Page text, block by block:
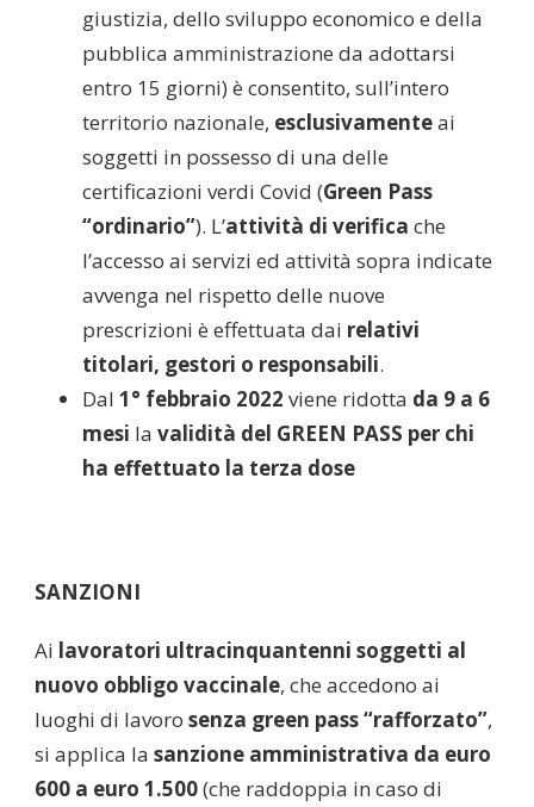
giustizia, dello sviluppo economico e della
pubblica amministrazione da adottarsi
entro 15 giorni) è consentito, sull’intero
territorio nazionale, esclusivamenteai
soggetti in possesso di una delle
certificazioni verdi Covid (Green Pass
“ordinario”). L’attività di verifica che
l’accesso ai servizi ed attività sopra indicate
avvenga nel rispetto delle nuove
prescrizioni è effettuata dai relativi
titolari, gestori o responsabili.
Dal 1° febbraio 2022 viene ridotta da 9 a 6
mesi la validità del GREEN PASS per chi
ha effettuato la terza dose
SANZIONI
Ai lavoratori ultracinquantenni soggetti al
nuovo obbligo vaccinale, che accedono ai
luoghi di lavoro senza green pass “rafforzato”,
si applica la sanzione amministrativa da euro
600 a euro 1.500(che raddoppia in caso di